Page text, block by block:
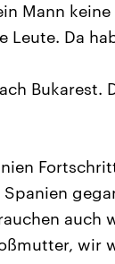
Mann
Leute. Da
Spanien
auch
wir